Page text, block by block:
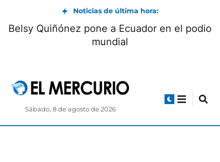
Noticias de última hora:
Belsy Quiñónez pone a Ecuador en el podio
mundial
Sábado, 8 de agosto de 2026